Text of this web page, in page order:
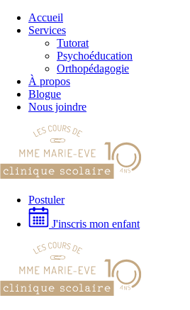
Passer
contenu
Accueil
Services
Tutorat
Psychoéducation
Orthopédagogie
À propos
Blogue
Nous joindre
Postuler
J'inscris mon enfant